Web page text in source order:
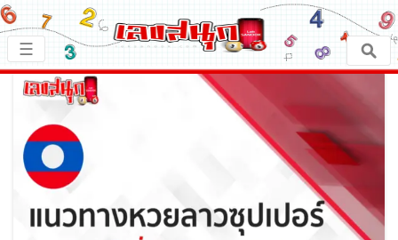
หน้าหลัก
เลขเด็ด
ตรวจเลขสนุก
เลขสนุกมงคล
×
☰